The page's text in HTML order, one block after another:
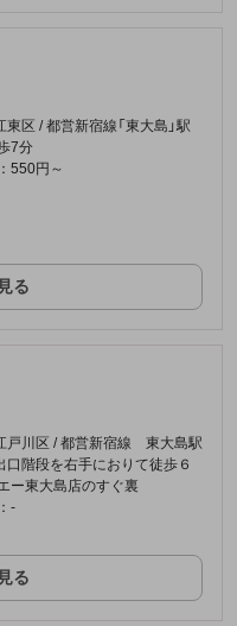
東区 / 都営新宿線「東大島」駅
7分
550円～
る
戸川区 / 都営新宿線 東大島駅
口階段を右手におりて徒歩６
東大島店のすぐ裏
-
る